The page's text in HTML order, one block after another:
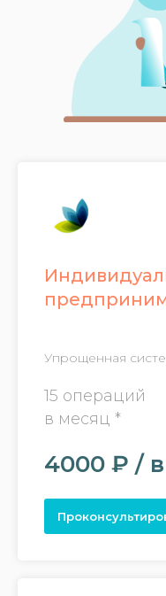
Упрощенная
15 операций
в месяц *
4000 ₽ /